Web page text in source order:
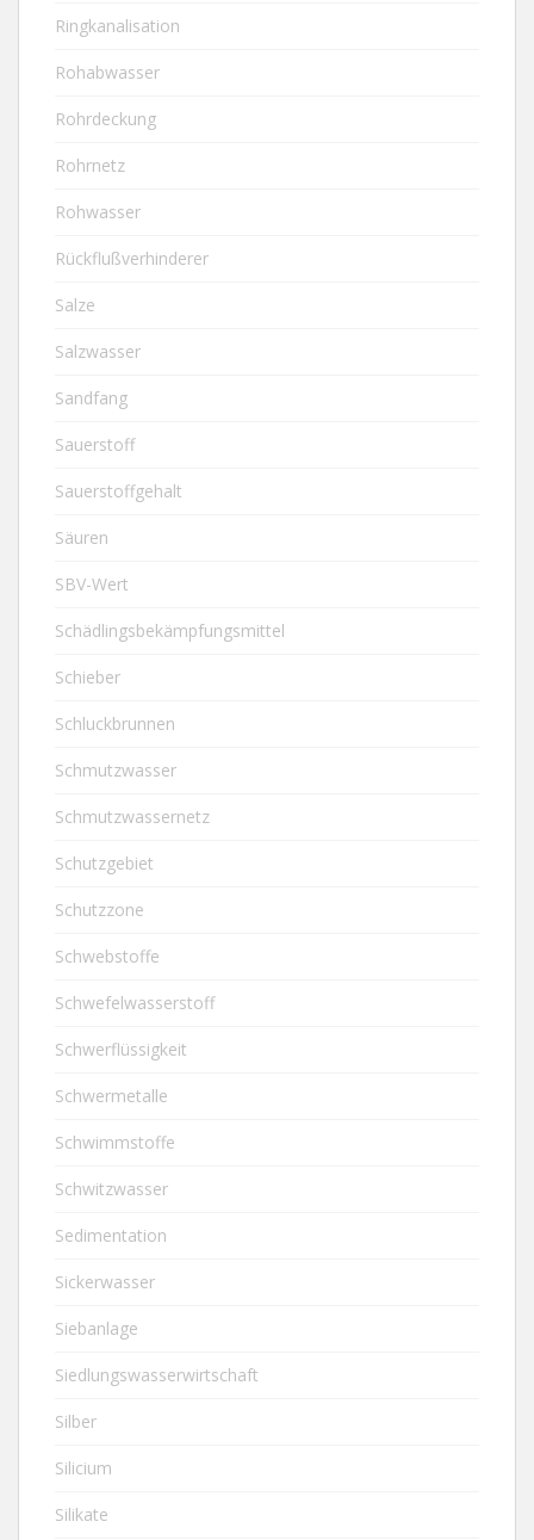
Ringkanalisation
Rohabwasser
Rohrdeckung
Rohrnetz
Rohwasser
Rückflußverhinderer
Salze
Salzwasser
Sandfang
Sauerstoff
Sauerstoffgehalt
Säuren
SBV-Wert
Schädlingsbekämpfungsmittel
Schieber
Schluckbrunnen
Schmutzwasser
Schmutzwassernetz
Schutzgebiet
Schutzzone
Schwebstoffe
Schwefelwasserstoff
Schwerflüssigkeit
Schwermetalle
Schwimmstoffe
Schwitzwasser
Sedimentation
Sickerwasser
Siebanlage
Siedlungswasserwirtschaft
Silber
Silicium
Silikate